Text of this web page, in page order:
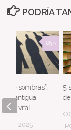
PODRÍA
5
0
de sombras”:
antigua
vital
17, 2025